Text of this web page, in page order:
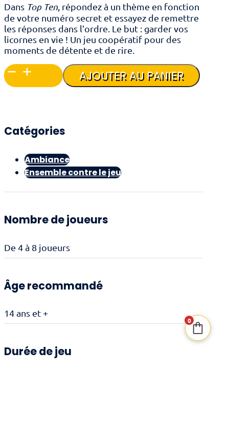
Dans Top Ten , répondez à un thème en fonction
de votre numéro secret et essayez de remettre
les réponses dans l’ordre. Le but : garder vos
licornes en vie ! Un jeu coopératif pour des
moments de détente et de rire.
quantité
de
Top
AJOUTER AU PANIER
Catégories
Ambiance
Ensemble contre le jeu
Nombre de joueurs
De 4 à 8 joueurs
Âge recommandé
14 ans et +
Durée de jeu
0